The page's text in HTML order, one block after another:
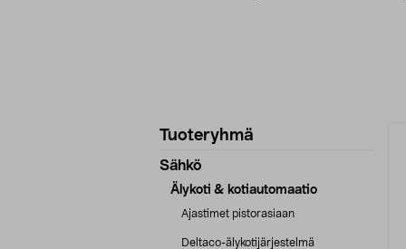
Tarkenna
tuotetietoja
Tuoteryhmä
Sähkö
Älykoti & kotiautomaatio
Ajastimet pistorasiaan
Deltaco-älykotijärjestelmä